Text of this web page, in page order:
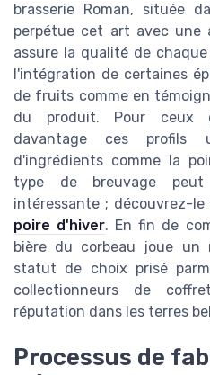
brasserie Roman, située
perpétue cet art avec une
assure la qualité de
l'intégration de certaines
de fruits comme en
du produit. Pour ceux
davantage ces profils
d'ingrédients comme la
type de breuvage
intéressante ; découvrez-le
poire d'hiver. En fin de
bière du corbeau joue un
statut de choix prisé
collectionneurs de
réputation dans les terres
Processus de